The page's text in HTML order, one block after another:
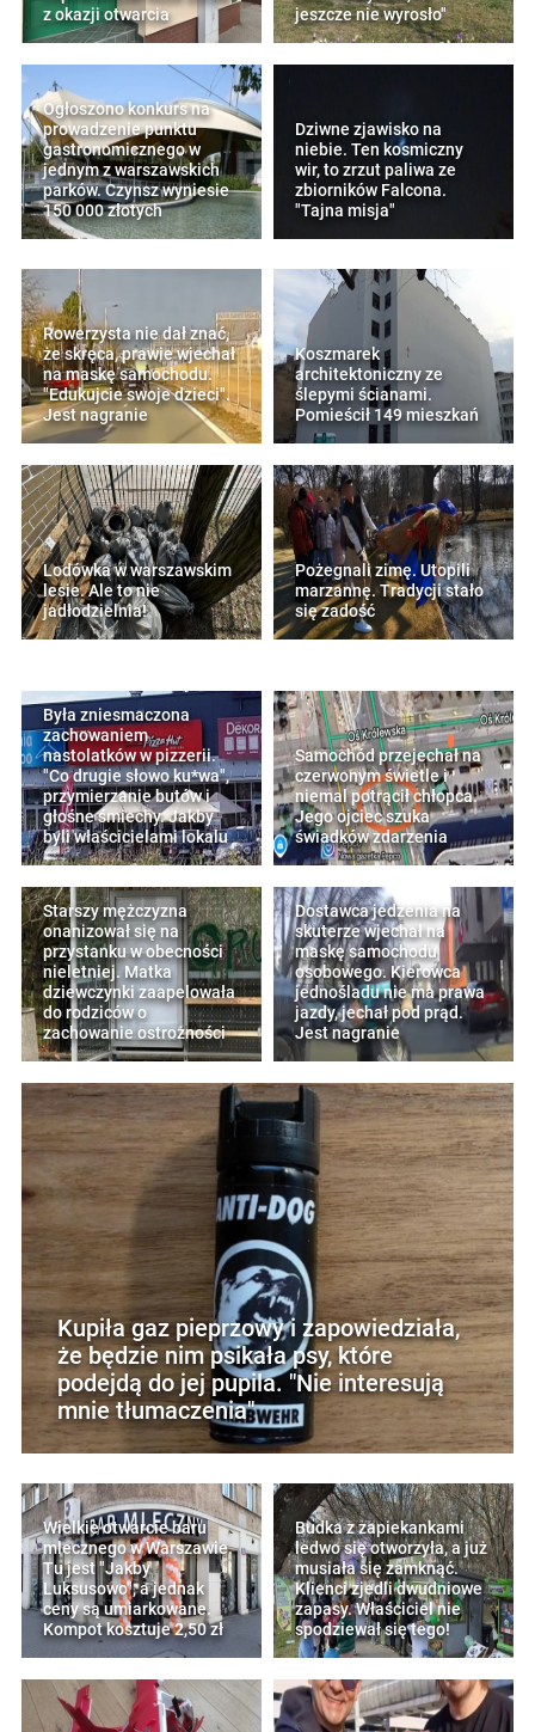
z okazji otwarcia
jeszcze nie wyrosło"
Ogłoszono konkurs na
prowadzenie punktu
gastronomicznego w
jednym z warszawskich
parków. Czynsz wyniesie
150 000 złotych
Dziwne zjawisko na
niebie. Ten kosmiczny
wir, to zrzut paliwa ze
zbiorników Falcona.
"Tajna misja"
Rowerzysta nie dał znać,
że skręca, prawie wjechał
na maskę samochodu.
"Edukujcie swoje dzieci".
Jest nagranie
Koszmarek
architektoniczny ze
ślepymi ścianami.
Pomieścił 149 mieszkań
Lodówka w warszawskim
lesie. Ale to nie
jadłodzielnia!
Pożegnali zimę. Utopili
marzannę. Tradycji stało
się zadość
Była zniesmaczona
zachowaniem
nastolatków w pizzerii.
"Co drugie słowo ku*wa",
przymierzanie butów i
głośne śmiechy. Jakby
byli właścicielami lokalu
Samochód przejechał na
czerwonym świetle i
niemal potrącił chłopca.
Jego ojciec szuka
świadków zdarzenia
Starszy mężczyzna
onanizował się na
przystanku w obecności
nieletniej. Matka
dziewczynki zaapelowała
do rodziców o
zachowanie ostrożności
Dostawca jedzenia na
skuterze wjechał na
maskę samochodu
osobowego. Kierowca
jednośladu nie ma prawa
jazdy, jechał pod prąd.
Jest nagranie
Kupiła gaz pieprzowy i zapowiedziała,
że będzie nim psikała psy, które
podejdą do jej pupila. "Nie interesują
mnie tłumaczenia"
Wielkie otwarcie baru
mlecznego w Warszawie.
Tu jest "Jakby
Luksusowo", a jednak
ceny są umiarkowane.
Kompot kosztuje 2,50 zł
Budka z zapiekankami
ledwo się otworzyła, a już
musiała się zamknąć.
Klienci zjedli dwudniowe
zapasy. Właściciel nie
spodziewał się tego!